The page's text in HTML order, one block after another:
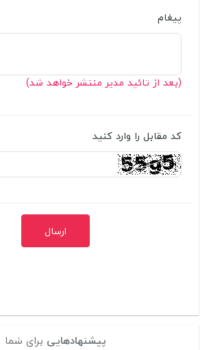
پیغام
(بعد از تائید مدیر منتشر خواهد شد)
کد مقابل را وارد کنید
ارسال
پیشنهادهایی برای شما